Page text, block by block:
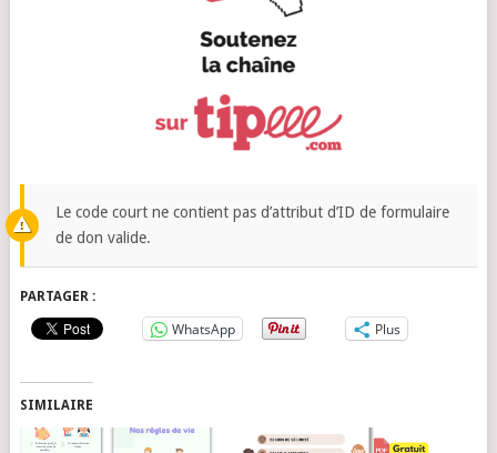
Le code court ne contient pas d’attribut d’ID de formulaire
de don valide.
PARTAGER :
WhatsApp Plus
SIMILAIRE